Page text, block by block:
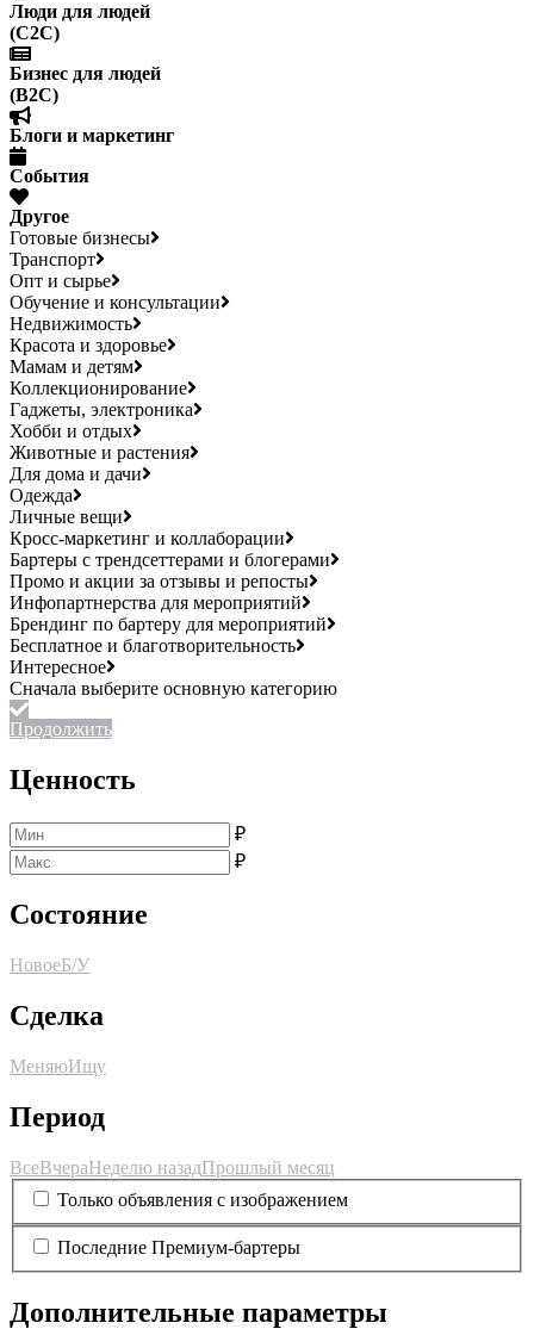
Люди для людей
(С2С)
Бизнес для людей
(B2C)
Блоги и маркетинг
События
Другое
Готовые бизнесы
Транспорт
Опт и сырье
Обучение и консультации
Недвижимость
Красота и здоровье
Мамам и детям
Коллекционирование
Гаджеты, электроника
Хобби и отдых
Животные и растения
Для дома и дачи
Одежда
Личные вещи
Кросс-маркетинг и коллаборации
Бартеры с трендсеттерами и блогерами
Промо и акции за отзывы и репосты
Инфопартнерства для мероприятий
Брендинг по бартеру для мероприятий
Бесплатное и благотворительность
Интересное
Продолжить
Ценность
₽
₽
Состояние
НовоеБ/У
Сделка
МеняюИщу
Период
ВсеВчераНеделю назадПрошлый месяц
Только объявления с изображением
Последние Премиум-бартеры
Дополнительные параметры